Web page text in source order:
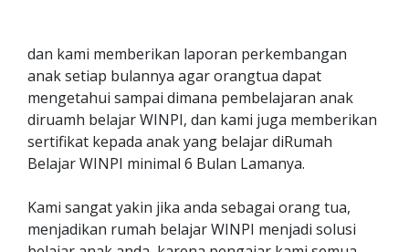
dan kami memberikan laporan perkembangan
anak setiap bulannya agar orangtua dapat
mengetahui sampai dimana pembelajaran anak
diruamh belajar WINPI, dan kami juga memberikan
sertifikat kepada anak yang belajar diRumah
Belajar WINPI minimal 6 Bulan Lamanya.
Kami sangat yakin jika anda sebagai orang tua,
menjadikan rumah belajar WINPI menjadi solusi